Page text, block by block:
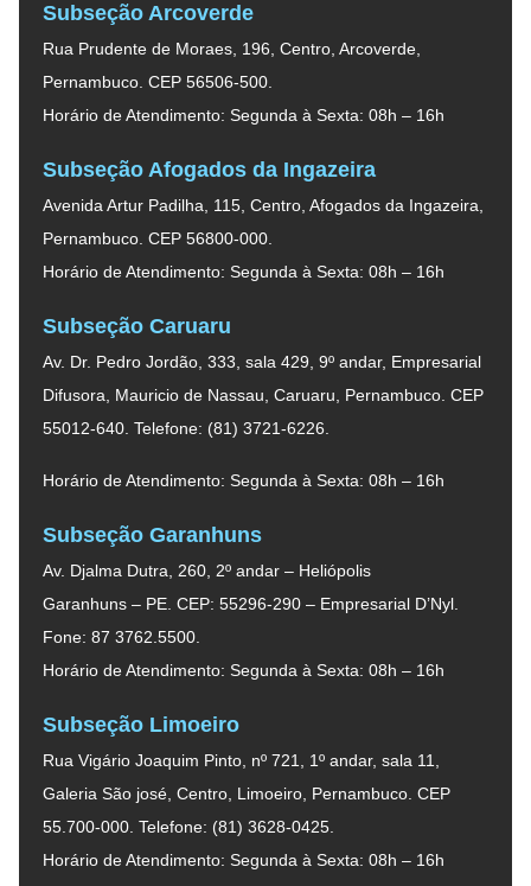
Subseção Arcoverde
Rua Prudente de Moraes, 196, Centro, Arcoverde,
Pernambuco. CEP 56506-500.
Horário de Atendimento: Segunda à Sexta: 08h – 16h
Subseção Afogados da Ingazeira
Avenida Artur Padilha, 115, Centro, Afogados da Ingazeira,
Pernambuco. CEP 56800-000.
Horário de Atendimento: Segunda à Sexta: 08h – 16h
Subseção Caruaru
Av. Dr. Pedro Jordão, 333, sala 429, 9º andar, Empresarial
Difusora, Mauricio de Nassau, Caruaru, Pernambuco. CEP
55012-640. Telefone: (81) 3721-6226.
Horário de Atendimento: Segunda à Sexta: 08h – 16h
Subseção Garanhuns
Av. Djalma Dutra, 260, 2º andar – Heliópolis
Garanhuns – PE. CEP: 55296-290 – Empresarial D’Nyl.
Fone: 87 3762.5500.
Horário de Atendimento: Segunda à Sexta: 08h – 16h
Subseção Limoeiro
Rua Vigário Joaquim Pinto, nº 721, 1º andar, sala 11,
Galeria São josé, Centro, Limoeiro, Pernambuco. CEP
55.700-000. Telefone: (81) 3628-0425.
Horário de Atendimento: Segunda à Sexta: 08h – 16h